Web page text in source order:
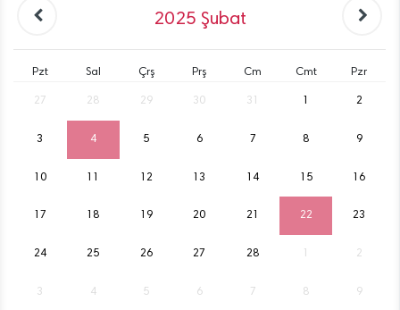
2025 Şubat
Pzt Sal Çrş Prş Cm Cmt Pzr
27 28 29 30 31 2
3 4 5 6 7 8 9
10 12 13 14 15 16
17 18 19 20 21 22 23
24 25 26 27 28 2
3 4 5 6 7 8 9